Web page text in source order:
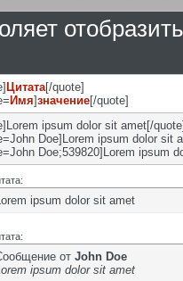
Цитата[/quote]
Имя]значение[/quote]
ipsum dolor sit amet[/
Doe]Lorem ipsum dolor sit
Doe;539820]Lorem ipsum
ipsum dolor sit amet
от John Doe
ipsum dolor sit amet